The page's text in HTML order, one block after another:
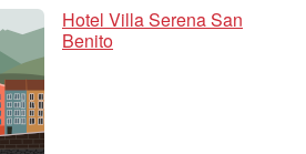
Hotel Villa Serena San
Benito